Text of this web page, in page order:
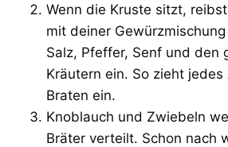
Wenn die Kruste sitzt,
mit deiner
Salz, Pfeffer, Senf und den
Kräutern ein. So zieht jedes
Braten ein.
Knoblauch und Zwiebeln
Bräter verteilt. Schon nach